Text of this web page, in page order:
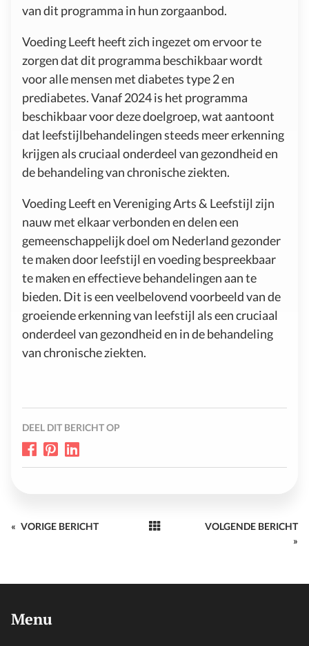
van dit programma in hun zorgaanbod.
Voeding Leeft heeft zich ingezet om ervoor te
zorgen dat dit programma beschikbaar wordt
voor alle mensen met diabetes type 2 en
prediabetes. Vanaf 2024 is het programma
beschikbaar voor deze doelgroep, wat aantoont
dat leefstijlbehandelingen steeds meer erkenning
krijgen als cruciaal onderdeel van gezondheid en
de behandeling van chronische ziekten.
Voeding Leeft en Vereniging Arts & Leefstijl zijn
nauw met elkaar verbonden en delen een
gemeenschappelijk doel om Nederland gezonder
te maken door leefstijl en voeding bespreekbaar
te maken en effectieve behandelingen aan te
bieden. Dit is een veelbelovend voorbeeld van de
groeiende erkenning van leefstijl als een cruciaal
onderdeel van gezondheid en in de behandeling
van chronische ziekten.
DEEL DIT BERICHT OP
« VORIGE BERICHT
VOLGENDE BERICHT
»
Menu